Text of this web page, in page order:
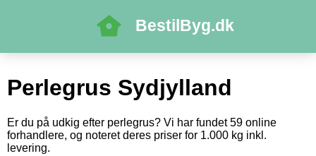
BestilByg.dk
Perlegrus Sydjylland
Er du på udkig efter perlegrus? Vi har fundet 59 online
forhandlere, og noteret deres priser for 1.000 kg inkl.
levering.